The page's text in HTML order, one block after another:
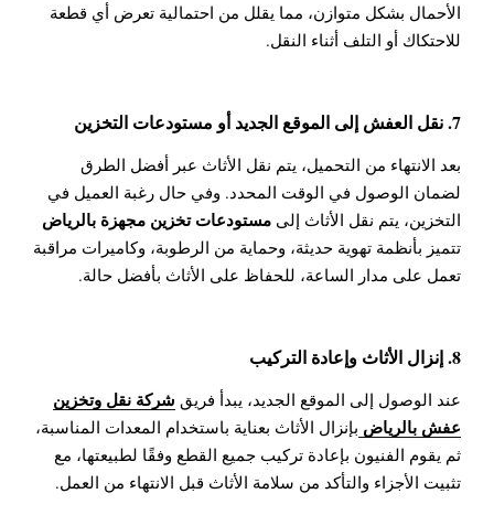
الأحمال بشكل متوازن، مما يقلل من احتمالية تعرض أي قطعة
للاحتكاك أو التلف أثناء النقل.
7. نقل العفش إلى الموقع الجديد أو مستودعات التخزين
بعد الانتهاء من التحميل، يتم نقل الأثاث عبر أفضل الطرق
لضمان الوصول في الوقت المحدد. وفي حال رغبة العميل في
التخزين، يتم نقل الأثاث إلى مستودعات تخزين مجهزة بالرياض
تتميز بأنظمة تهوية حديثة، وحماية من الرطوبة، وكاميرات مراقبة
تعمل على مدار الساعة، للحفاظ على الأثاث بأفضل حالة.
8. إنزال الأثاث وإعادة التركيب
عند الوصول إلى الموقع الجديد، يبدأ فريق شركة نقل وتخزين
عفش بالرياض بإنزال الأثاث بعناية باستخدام المعدات المناسبة،
ثم يقوم الفنيون بإعادة تركيب جميع القطع وفقًا لطبيعتها، مع
تثبيت الأجزاء والتأكد من سلامة الأثاث قبل الانتهاء من العمل.